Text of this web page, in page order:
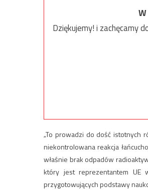
Dziękujemy! i zachęcamy
„To prowadzi do dość istotnych
niekontrolowana reakcja
właśnie brak odpadów
który jest reprezentantem UE
przygotowujących podstawy